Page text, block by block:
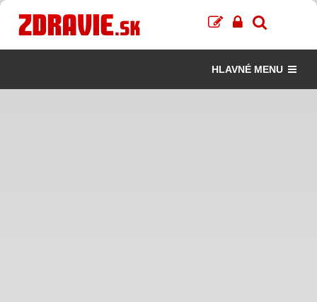
HLAVNÉ MENU